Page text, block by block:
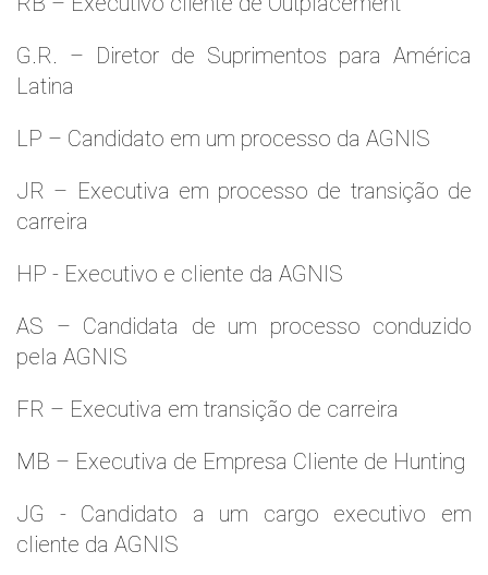
G.R. – Diretor de Suprimentos para América
Latina
LP – Candidato em um processo da AGNIS
JR – Executiva em processo de transição de
carreira
HP - Executivo e cliente da AGNIS
AS – Candidata de um processo conduzido
pela AGNIS
FR – Executiva em transição de carreira
MB – Executiva de Empresa Cliente de Hunting
JG - Candidato a um cargo executivo em
cliente da AGNIS